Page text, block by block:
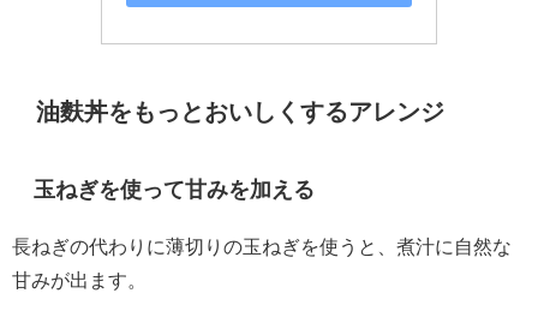
油麩丼をもっとおいしくするアレンジ
玉ねぎを使って甘みを加える
長ねぎの代わりに薄切りの玉ねぎを使うと、煮汁に自然な
甘みが出ます。